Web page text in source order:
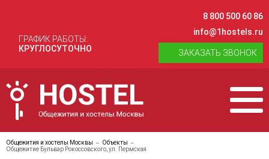
ГРАФИК РАБОТЫ:
КРУГЛОСУТОЧНО
8 800 500 60 86
info@1hostels.ru
ЗАКАЗАТЬ ЗВОНОК
Общежития и хостелы Москвы
Объекты
Общежитие Бульвар Рокоссовского, ул. Пермская